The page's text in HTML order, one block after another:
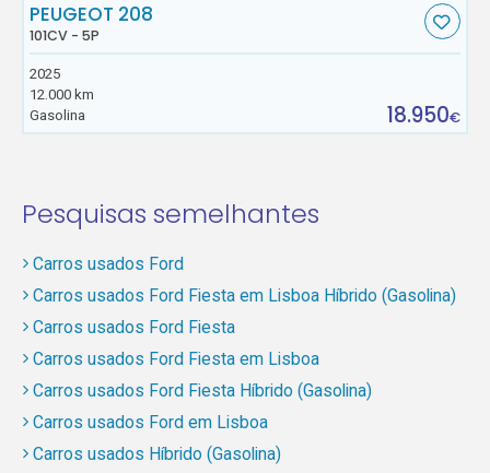
PEUGEOT 208
101CV - 5P
2025
12.000 km
Gasolina
18.950€
Pesquisas semelhantes
Carros usados Ford
Carros usados Ford Fiesta em Lisboa Híbrido (Gasolina)
Carros usados Ford Fiesta
Carros usados Ford Fiesta em Lisboa
Carros usados Ford Fiesta Híbrido (Gasolina)
Carros usados Ford em Lisboa
Carros usados Híbrido (Gasolina)